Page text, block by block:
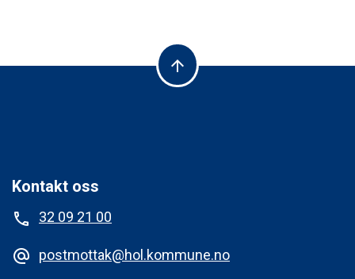
arrow_upward
Kontakt oss
phone
32 09 21 00
alternate_email postmottak@hol.kommune.no